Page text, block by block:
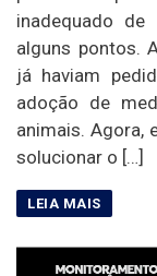
inadequado
alguns pontos.
já haviam
adoção de
animais. Agora,
solucionar o […]